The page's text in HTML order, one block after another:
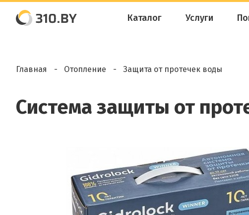
Каталог Услуги
Главная Отопление Защита от протечек воды
Система защиты от